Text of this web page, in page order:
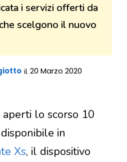
i servizi offerti da
scelgono il nuovo
il 20 Marzo 2020
lo scorso 10
in
Xs, il dispositivo